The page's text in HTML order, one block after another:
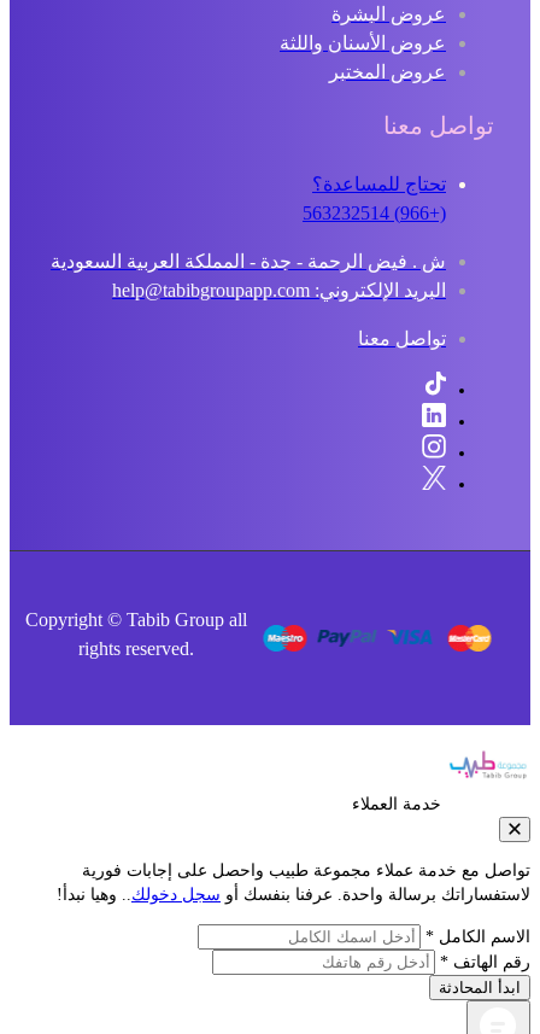
عروض البشرة
عروض الأسنان واللثة
عروض المختبر
تواصل معنا
تحتاج للمساعدة؟
ش . فيض الرحمة - جدة - المملكة العربية السعودية
البريد الإلكتروني: help@tabibgroupapp.com
تواصل معنا
Copyright © Tabib Group all
rights reserved.
خدمة العملاء
مع خدمة عملاء مجموعة طبيب واحصل على إجابات فورية
برسالة واحدة. عرفنا بنفسك أوسجل دخولك.. وهيا نبدأ!
الكامل *
الهاتف *
المحادثة